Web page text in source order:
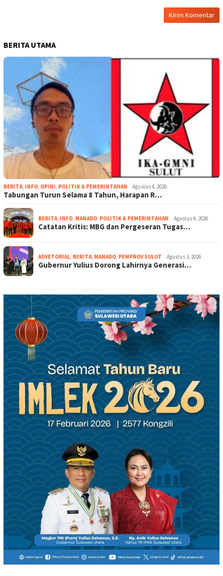
BERITA UTAMA
BERITA, INFO, OPINI, POLITIK & PEMERINTAHAN Agustus 4, 2026
Tabungan Turun Selama 8 Tahun, Harapan R…
BERITA, INFO, MANADO, POLITIK & PEMERINTAHAN Agustus 4, 2026
Catatan Kritis: MBG dan Pergeseran Tugas…
ADVETORIAL, BERITA, MANADO, PEMPROV SULUT Agustus 3, 2026
Gubernur Yulius Dorong Lahirnya Generasi…